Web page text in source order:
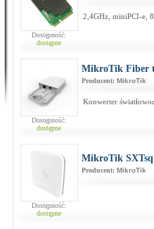
Dostępność:
dostępne
2,4GHz, miniPCI-e,
Dostępność:
dostępne
MikroTik Fiber
Producent: MikroTik
Konwerter
Dostępność:
dostępne
MikroTik
Producent: MikroTik